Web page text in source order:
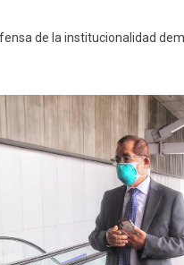
de la institucionalidad